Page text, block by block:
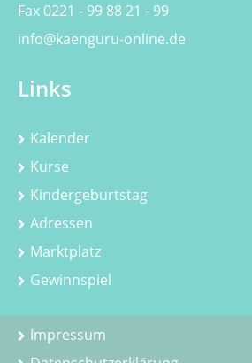
Fax 0221 - 99 88 21 - 99
info@kaenguru-online.de
Links
Kalender
Kurse
Kindergeburtstag
Adressen
Marktplatz
Gewinnspiel
Impressum